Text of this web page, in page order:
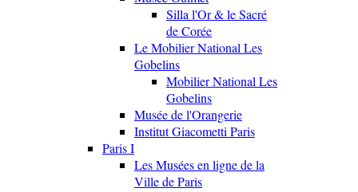
Silla l'Or & le Sacré
de Corée
Le Mobilier National Les
Gobelins
Mobilier National Les
Gobelins
Musée de l'Orangerie
Institut Giacometti Paris
Paris I
Les Musées en ligne de la
Ville de Paris